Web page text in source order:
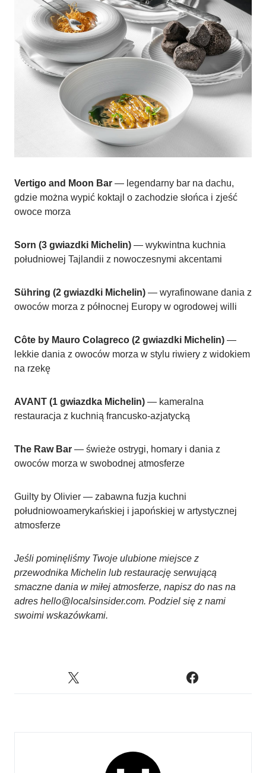
Vertigo and Moon Bar — legendarny bar na dachu,
gdzie można wypić koktajl o zachodzie słońca i zjeść
owoce morza
Sorn (3 gwiazdki Michelin) — wykwintna kuchnia
południowej Tajlandii z nowoczesnymi akcentami
Sühring (2 gwiazdki Michelin) — wyrafinowane dania z
owoców morza z północnej Europy w ogrodowej willi
Côte by Mauro Colagreco (2 gwiazdki Michelin) —
lekkie dania z owoców morza w stylu riwiery z widokiem
na rzekę
AVANT (1 gwiazdka Michelin) — kameralna
restauracja z kuchnią francusko-azjatycką
The Raw Bar — świeże ostrygi, homary i dania z
owoców morza w swobodnej atmosferze
Guilty by Olivier — zabawna fuzja kuchni
południowoamerykańskiej i japońskiej w artystycznej
atmosferze
Jeśli pominęliśmy Twoje ulubione miejsce z
przewodnika Michelin lub restaurację serwującą
smaczne dania w miłej atmosferze, napisz do nas na
adres hello@localsinsider.com. Podziel się z nami
swoimi wskazówkami.